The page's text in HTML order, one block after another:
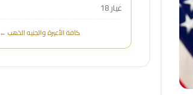
عيار 18
كافة الأعيرة والجنيه الذهب ←